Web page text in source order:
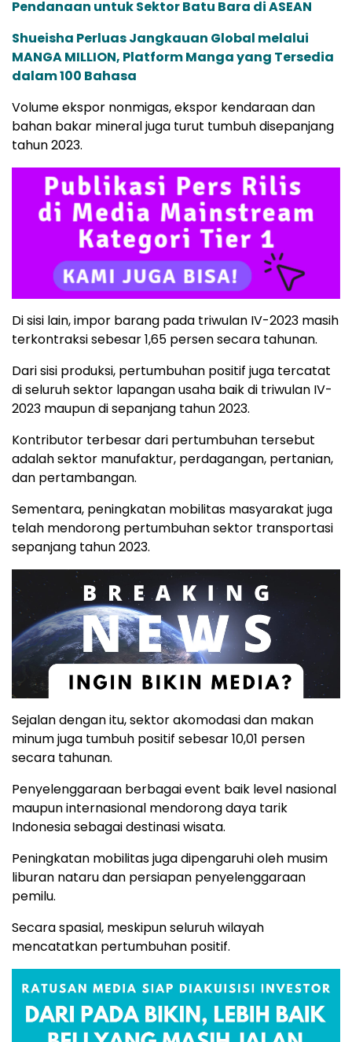
Pendanaan untuk Sektor Batu Bara di ASEAN
Shueisha Perluas Jangkauan Global melalui
MANGA MILLION, Platform Manga yang Tersedia
dalam 100 Bahasa
Volume ekspor nonmigas, ekspor kendaraan dan
bahan bakar mineral juga turut tumbuh disepanjang
tahun 2023.
Di sisi lain, impor barang pada triwulan IV-2023 masih
terkontraksi sebesar 1,65 persen secara tahunan.
Dari sisi produksi, pertumbuhan positif juga tercatat
di seluruh sektor lapangan usaha baik di triwulan IV-
2023 maupun di sepanjang tahun 2023.
Kontributor terbesar dari pertumbuhan tersebut
adalah sektor manufaktur, perdagangan, pertanian,
dan pertambangan.
Sementara, peningkatan mobilitas masyarakat juga
telah mendorong pertumbuhan sektor transportasi
sepanjang tahun 2023.
Sejalan dengan itu, sektor akomodasi dan makan
minum juga tumbuh positif sebesar 10,01 persen
secara tahunan.
Penyelenggaraan berbagai event baik level nasional
maupun internasional mendorong daya tarik
Indonesia sebagai destinasi wisata.
Peningkatan mobilitas juga dipengaruhi oleh musim
liburan nataru dan persiapan penyelenggaraan
pemilu.
Secara spasial, meskipun seluruh wilayah
mencatatkan pertumbuhan positif.